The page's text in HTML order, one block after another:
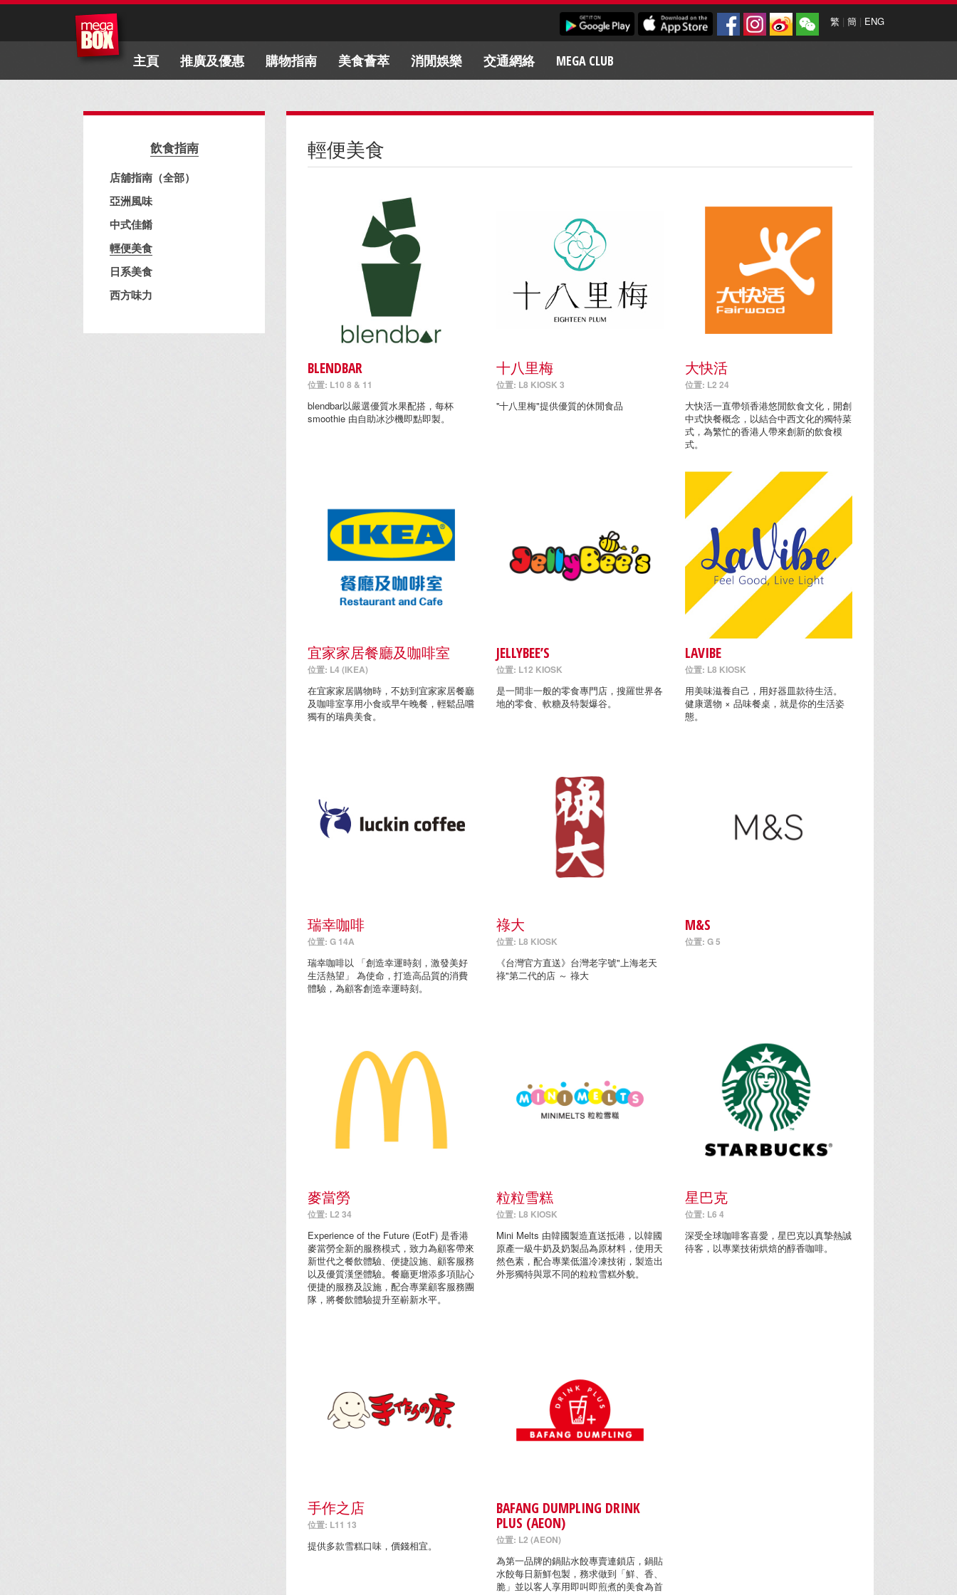
繁 | 簡 | ENG
主頁 推廣及優惠 購物指南 美食薈萃 消閒娛樂 交通網絡 MEGA CLUB
飲食指南
店舖指南（全部）
亞洲風味
中式佳餚
輕便美食
日系美食
西方味力
輕便美食
BLENDBAR
位置: L10 8 & 11
blendbar以嚴選優質水果配搭，每杯
smoothie 由自助冰沙機即點即製。
十八里梅
位置: L8 KIOSK 3
''十八里梅"提供優質的休閒食品
大快活
位置: L2 24
大快活一直帶領香港悠閒飲食文化，開創
中式快餐概念，以結合中西文化的獨特菜
式，為繁忙的香港人帶來創新的飲食模
式。
宜家家居餐廳及咖啡室
位置: L4 (IKEA)
在宜家家居購物時，不妨到宜家家居餐廳
及咖啡室享用小食或早午晚餐，輕鬆品嚐
獨有的瑞典美食。
JELLYBEE’S
位置: L12 KIOSK
是一間非一般的零食專門店，搜羅世界各
地的零食、軟糖及特製爆谷。
LAVIBE
位置: L8 KIOSK
用美味滋養自己，用好器皿款待生活。
健康選物 × 品味餐桌，就是你的生活姿
態。
瑞幸咖啡
位置: G 14A
瑞幸咖啡以 「創造幸運時刻，激發美好
生活熱望」 為使命，打造高品質的消費
體驗，為顧客創造幸運時刻。
祿大
位置: L8 KIOSK
《台灣官方直送》台灣老字號"上海老天
祿"第二代的店 ～ 祿大
M&S
位置: G 5
麥當勞
位置: L2 34
Experience of the Future (EotF) 是香港
麥當勞全新的服務模式，致力為顧客帶來
新世代之餐飲體驗、便捷設施、顧客服務
以及優質漢堡體驗。餐廳更增添多項貼心
便捷的服務及設施，配合專業顧客服務團
隊，將餐飲體驗提升至嶄新水平。
粒粒雪糕
位置: L8 KIOSK
Mini Melts 由韓國製造直送抵港，以韓國
原產一級牛奶及奶製品為原材料，使用天
然色素，配合專業低溫冷凍技術，製造出
外形獨特與眾不同的粒粒雪糕外貌。
星巴克
位置: L6 4
深受全球咖啡客喜愛，星巴克以真摯熱誠
待客，以專業技術烘焙的醇香咖啡。
手作之店
位置: L11 13
提供多款雪糕口味，價錢相宜。
BAFANG DUMPLING DRINK
PLUS (AEON)
位置: L2 (AEON)
為第一品牌的鍋貼水餃專賣連鎖店，鍋貼
水餃每日新鮮包製，務求做到「鮮、香、
脆」並以客人享用即叫即煎煮的美食為首